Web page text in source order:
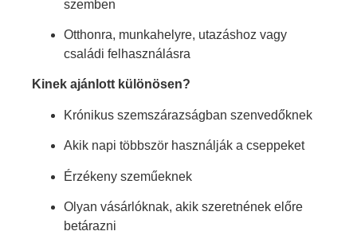
szemben
Otthonra, munkahelyre, utazáshoz vagy
családi felhasználásra
Kinek ajánlott különösen?
Krónikus szemszárazságban szenvedőknek
Akik napi többször használják a cseppeket
Érzékeny szeműeknek
Olyan vásárlóknak, akik szeretnének előre
betárazni